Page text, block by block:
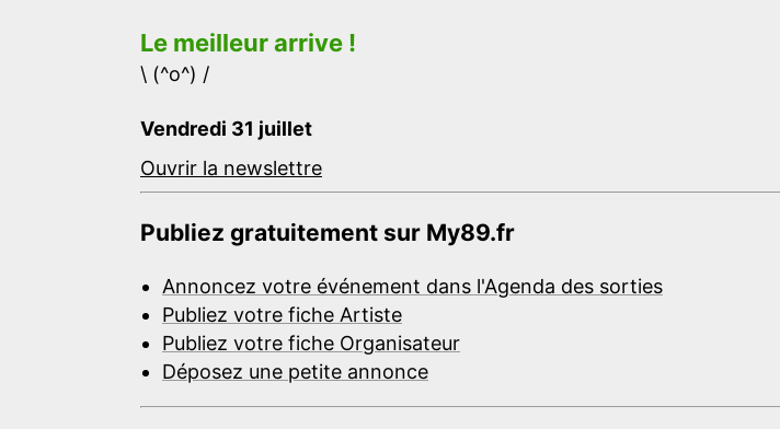
Le meilleur arrive !
\ (^o^) /
Vendredi 31 juillet
Ouvrir la newslettre
Publiez gratuitement sur My89.fr
Annoncez votre événement dans l'Agenda des sorties
Publiez votre fiche Artiste
Publiez votre fiche Organisateur
Déposez une petite annonce